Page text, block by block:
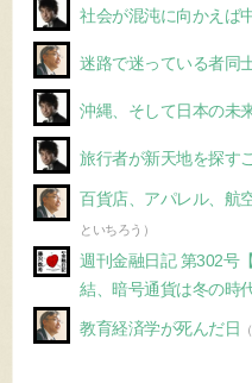
社会が混沌に向かえば
迷路で迷っている者同
沖縄、そして日本の未
旅行者が新天地を探す
百貨店、アパレル、
といちろう）
週刊金融日記 第302号
結、暗号通貨は冬の時
教育経済学が死んだ日